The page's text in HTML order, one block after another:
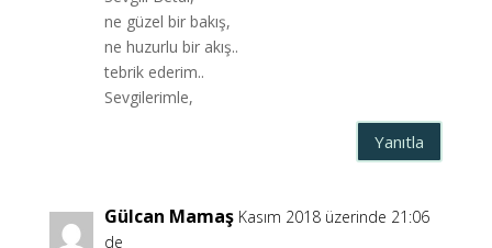
ne güzel bir bakış,
ne huzurlu bir akış..
tebrik ederim..
Sevgilerimle,
Yanıtla
Gülcan Mamaş Kasım 2018 üzerinde 21:06
de